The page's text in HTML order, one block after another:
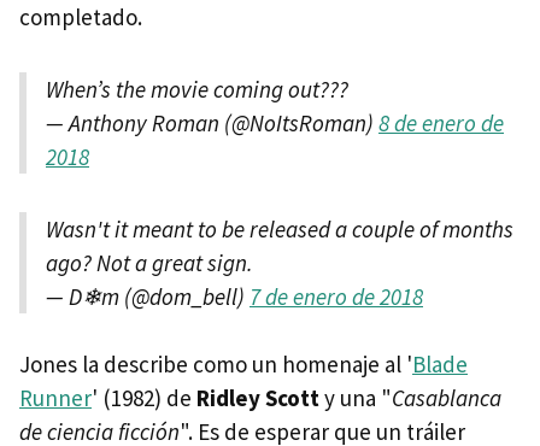
completado.
When’s the movie coming out???
— Anthony Roman (@NoItsRoman) 8 de enero de
2018
Wasn't it meant to be released a couple of months
ago? Not a great sign.
— D❄m (@dom_bell) 7 de enero de 2018
Jones la describe como un homenaje al 'Blade
Runner' (1982) de Ridley Scott y una "Casablanca
de ciencia ficción". Es de esperar que un tráiler